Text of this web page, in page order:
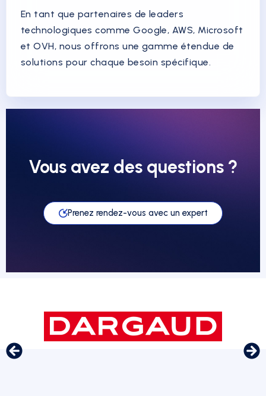
En tant que partenaires de leaders
technologiques comme Google, AWS, Microsoft
et OVH, nous offrons une gamme étendue de
solutions pour chaque besoin spécifique.
Vous avez des questions ?
Prenez rendez-vous avec un expert